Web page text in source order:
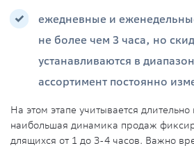
ежедневные и
не более чем 3 часа, но
устанавливаются в
ассортимент постоянно
На этом этапе учитывается
наибольшая динамика продаж
длящихся от 1 до 3-4 часов. Важно